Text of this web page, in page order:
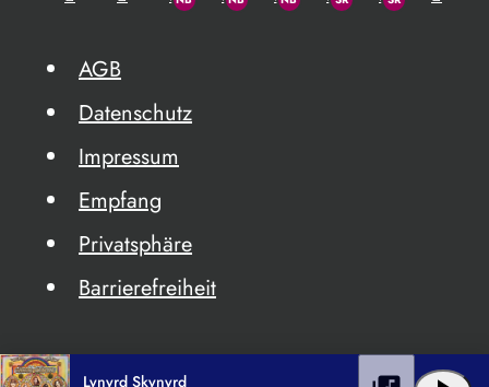
AGB
Datenschutz
Impressum
Empfang
Privatsphäre
Barrierefreiheit
Lynyrd Skynyrd